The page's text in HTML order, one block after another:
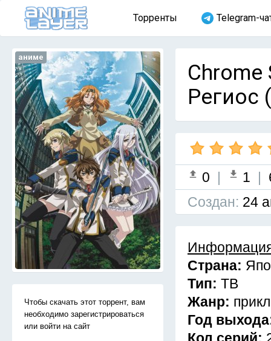
Торренты Telegram-
аниме
Чтобы скачать этот торрент, вам
необходимо зарегистрироваться
или войти на сайт
Региос
0 | 1 |
Cоздан: 24
Страна:
Тип: ТВ
Жанр:
Год